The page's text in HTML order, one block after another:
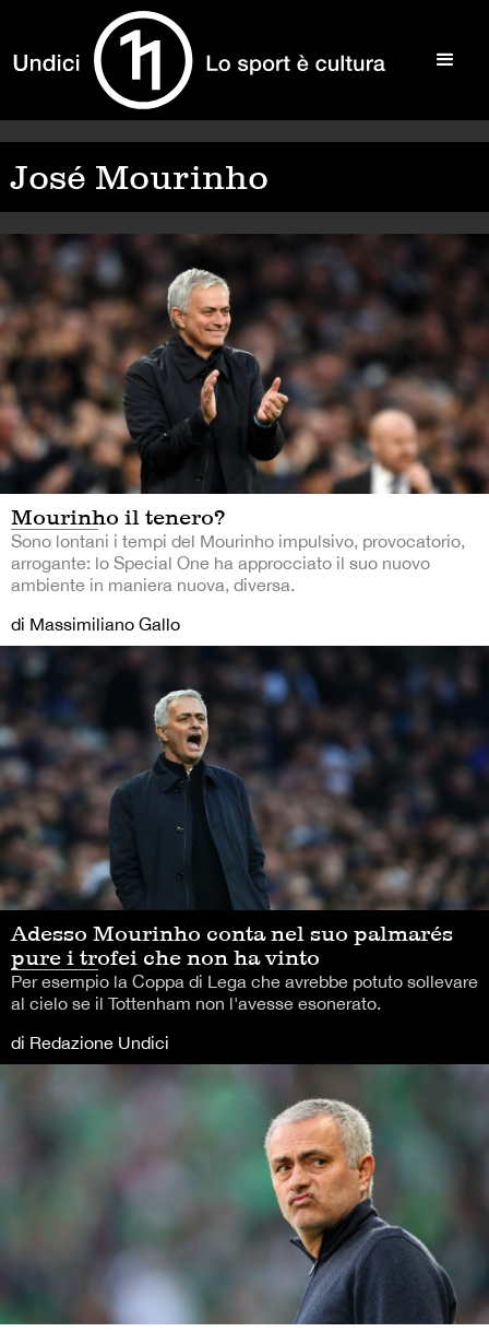
José Mourinho
Mourinho il tenero?
Sono lontani i tempi del Mourinho impulsivo, provocatorio,
arrogante: lo Special One ha approcciato il suo nuovo
ambiente in maniera nuova, diversa.
di Massimiliano Gallo
Adesso Mourinho conta nel suo palmarés
pure i trofei che non ha vinto
Per esempio la Coppa di Lega che avrebbe potuto sollevare
al cielo se il Tottenham non l'avesse esonerato.
di Redazione Undici